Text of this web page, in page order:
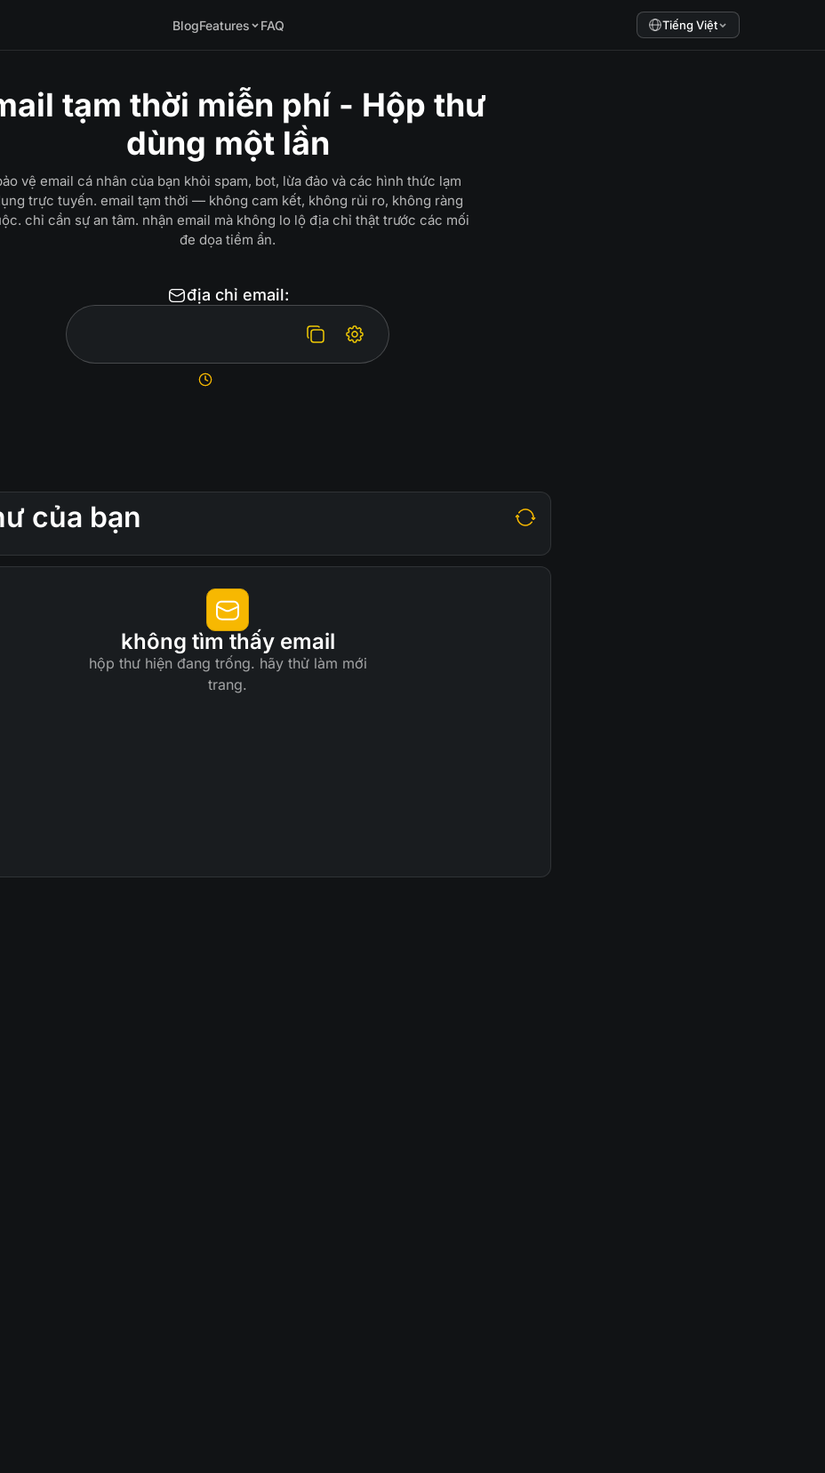
BlogFeatures FAQ Tiếng Việt
tạm thời miễn phí - Hộp thư
dùng một lần
vệ email cá nhân của bạn khỏi spam, bot, lừa đảo và các hình thức lạm
trực tuyến. email tạm thời — không cam kết, không rủi ro, không ràng
chỉ cần sự an tâm. nhận email mà không lo lộ địa chỉ thật trước các mối
đe dọa tiềm ẩn.
địa chỉ email:
của bạn
không tìm thấy email
hộp thư hiện đang trống. hãy thử làm mới
trang.